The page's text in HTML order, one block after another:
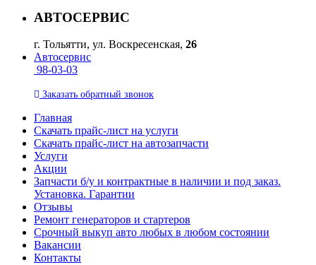
АВТОСЕРВИС
г. Тольятти, ул. Воскресенская, 26
Автосервис
98-03-03
Заказать обратный звонок
Главная
Скачать прайс-лист на услуги
Скачать прайс-лист на автозапчасти
Услуги
Акции
Запчасти б/у и контрактные в наличии и под заказ.
Установка. Гарантии
Отзывы
Ремонт генераторов и стартеров
Cрочный выкуп авто любых в любом состоянии
Вакансии
Контакты